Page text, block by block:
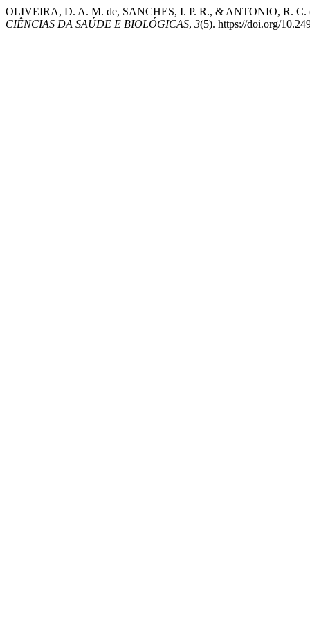
OLIVEIRA, D. A. M. de, SANCHES, I. P. R., & ANTONIO, R.
CIÊNCIAS DA SAÚDE E BIOLÓGICAS, 3(5). https://doi.org/